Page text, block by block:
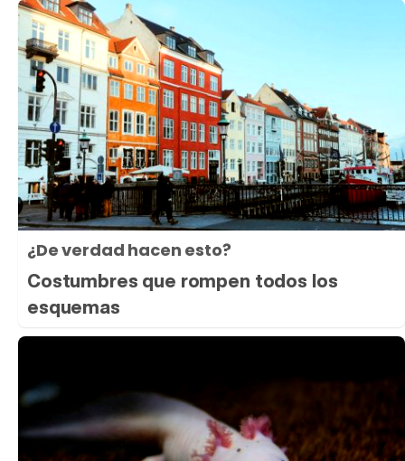
¿De verdad hacen esto?
Costumbres que rompen todos los
esquemas